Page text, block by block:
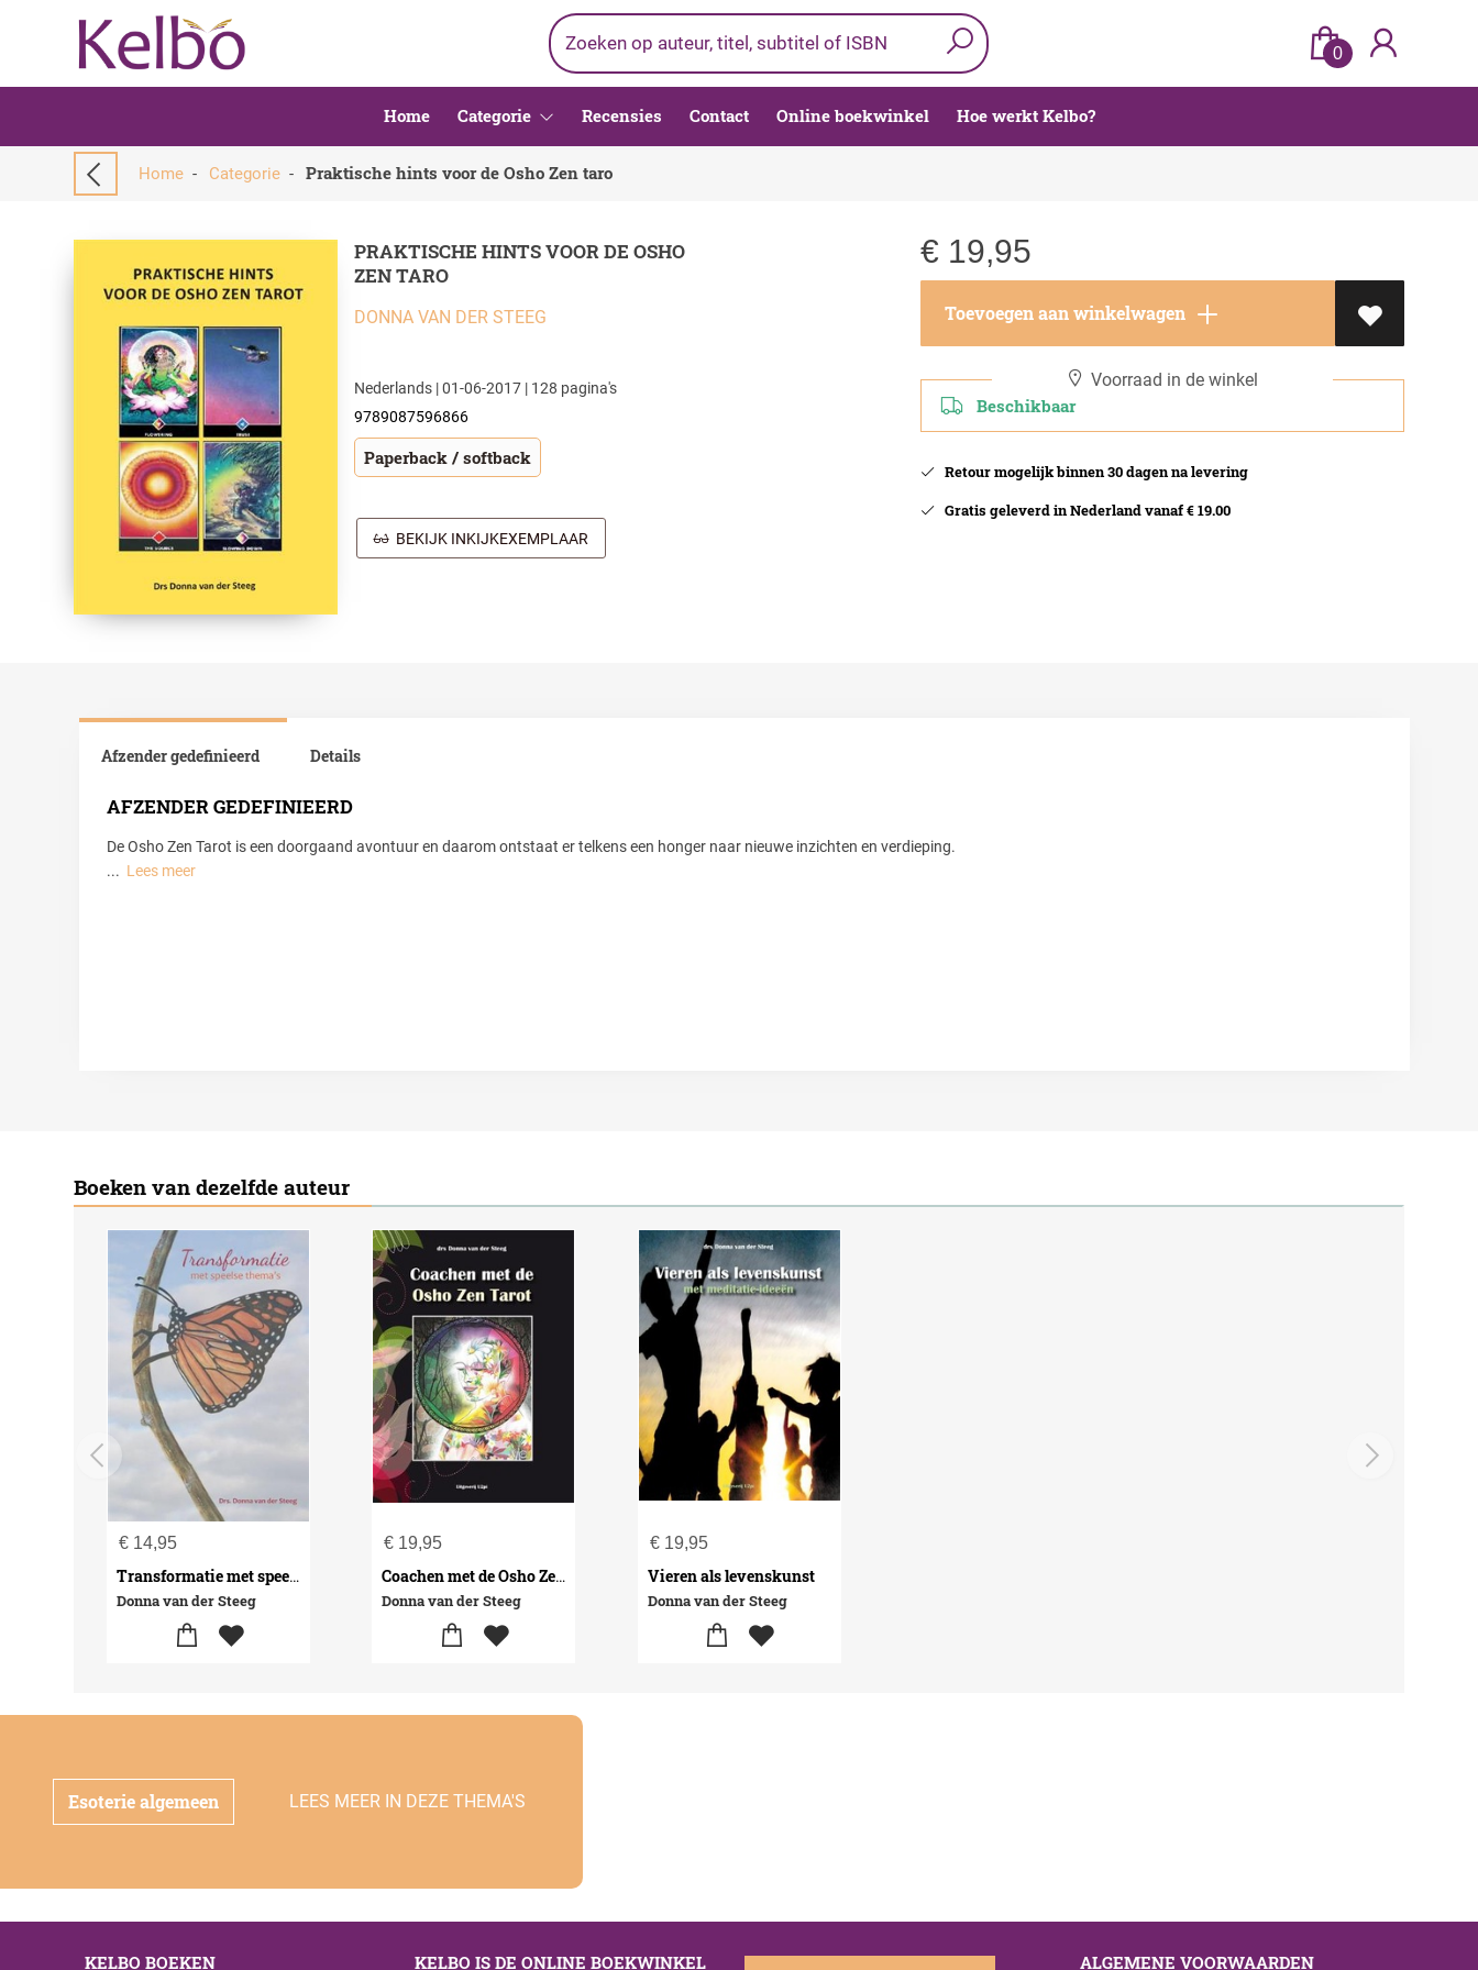
0
Home Categorie Recensies Contact Online boekwinkel Hoe werkt Kelbo?
Home - Categorie - Praktische hints voor de Osho Zen taro
PRAKTISCHE HINTS VOOR DE OSHO
ZEN TARO
DONNA VAN DER STEEG
Nederlands | 01-06-2017 | 128 pagina's
9789087596866
Paperback / softback
BEKIJK INKIJKEXEMPLAAR
€ 19,95
Toevoegen aan winkelwagen
Voorraad in de winkel
Beschikbaar
Retour mogelijk binnen 30 dagen na levering
Gratis geleverd in Nederland vanaf € 19.00
Afzender gedefinieerd
AFZENDER GEDEFINIEERD
De Osho Zen Tarot is een doorgaand avontuur en daarom ontstaat er telkens een honger naar nieuwe inzichten en verdieping.
... Lees meer
Details
Boeken van dezelfde auteur
€ 14,95
Transformatie met speelse thema's
Donna van der Steeg
€ 19,95
Coachen met de Osho Zen Tarot
Donna van der Steeg
€19,95
Vieren als levenskunst
Donna van der Steeg
Esoterie algemeen LEES MEER IN DEZE THEMA'S
KELBO BOEKEN KELBO IS DE ONLINE BOEKWINKEL ALGEMENE VOORWAARDEN